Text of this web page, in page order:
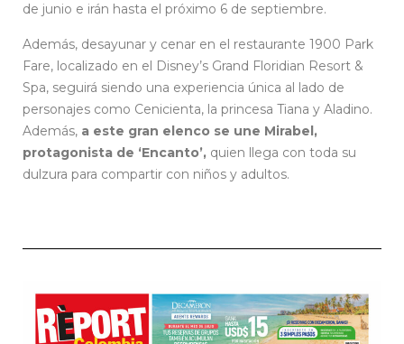
de junio e irán hasta el próximo 6 de septiembre.
Además, desayunar y cenar en el restaurante 1900 Park
Fare, localizado en el Disney’s Grand Floridian Resort &
Spa, seguirá siendo una experiencia única al lado de
personajes como Cenicienta, la princesa Tiana y Aladino.
Además, a este gran elenco se une Mirabel,
protagonista de ‘Encanto’, quien llega con toda su
dulzura para compartir con niños y adultos.